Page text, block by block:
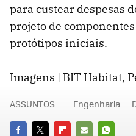
para custear despesas
projeto de
protótipos iniciais.
Imagens | BIT Habitat,
ASSUNTOS Engenharia